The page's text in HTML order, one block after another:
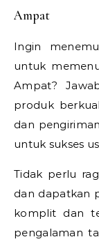
Ampat
Ingin
untuk
Ampat?
produk
dan
untuk sukses
Tidak perlu
dan dapatkan
komplit dan
pengalaman